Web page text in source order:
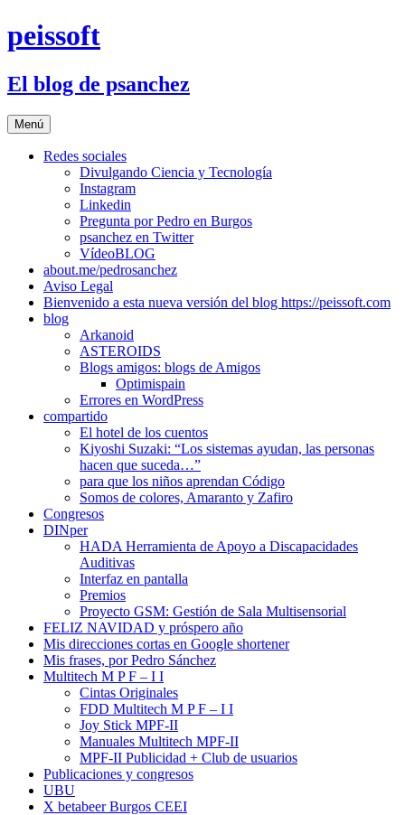
Saltar
al
peissoft
El blog de psanchez
Menú
Redes sociales
Divulgando Ciencia y Tecnología
Instagram
Linkedin
Pregunta por Pedro en Burgos
psanchez en Twitter
VídeoBLOG
about.me/pedrosanchez
Aviso Legal
Bienvenido a esta nueva versión del blog https://peissoft.com
blog
Arkanoid
ASTEROIDS
Blogs amigos: blogs de Amigos
Optimispain
Errores en WordPress
compartido
El hotel de los cuentos
Kiyoshi Suzaki: “Los sistemas ayudan, las personas
hacen que suceda…”
para que los niños aprendan Código
Somos de colores, Amaranto y Zafiro
Congresos
DINper
HADA Herramienta de Apoyo a Discapacidades
Auditivas
Interfaz en pantalla
Premios
Proyecto GSM: Gestión de Sala Multisensorial
FELIZ NAVIDAD y próspero año
Mis direcciones cortas en Google shortener
Mis frases, por Pedro Sánchez
Multitech M P F – I I
Cintas Originales
FDD Multitech M P F – I I
Joy Stick MPF-II
Manuales Multitech MPF-II
MPF-II Publicidad + Club de usuarios
Publicaciones y congresos
UBU
X betabeer Burgos CEEI